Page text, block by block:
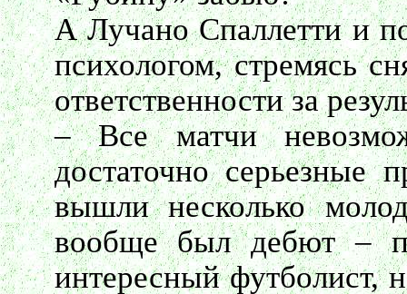
А Лучано Спаллетти и
психологом, стремясь
ответственности за
– Все матчи
достаточно серьезные
вышли несколько
вообще был дебют –
интересный футболист,